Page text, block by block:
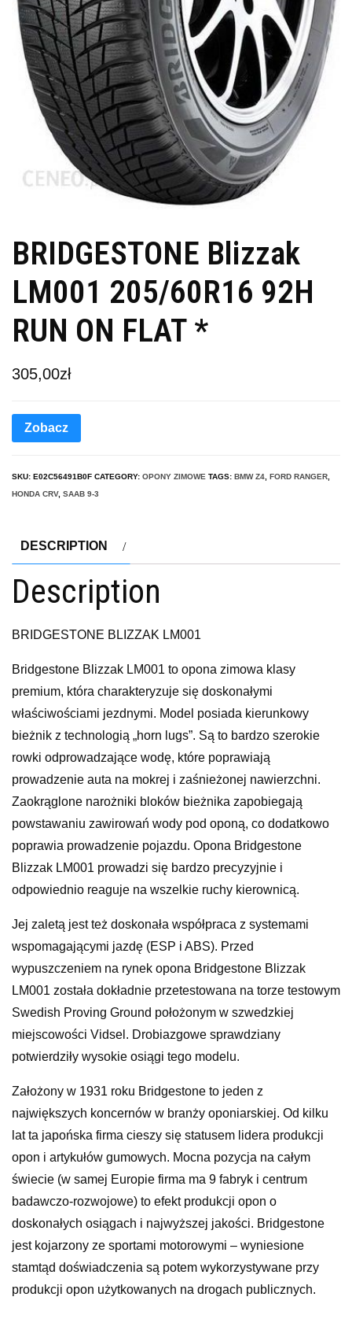
BRIDGESTONE Blizzak
LM001 205/60R16 92H
RUN ON FLAT *
305,00zł
Zobacz
SKU: E02C56491B0F CATEGORY: OPONY ZIMOWE TAGS: BMW Z4 FORD RANGER
HONDA CRV, SAAB 9-3
DESCRIPTION
Description
BRIDGESTONE BLIZZAK LM001
Bridgestone Blizzak LM001 to opona zimowa klasy
premium, która charakteryzuje się doskonałymi
właściwościami jezdnymi. Model posiada kierunkowy
bieżnik z technologią „horn lugs”. Są to bardzo szerokie
rowki odprowadzające wodę, które poprawiają
prowadzenie auta na mokrej i zaśnieżonej nawierzchni.
Zaokrąglone narożniki bloków bieżnika zapobiegają
powstawaniu zawirowań wody pod oponą, co dodatkowo
poprawia prowadzenie pojazdu. Opona Bridgestone
Blizzak LM001 prowadzi się bardzo precyzyjnie i
odpowiednio reaguje na wszelkie ruchy kierownicą.
Jej zaletą jest też doskonała współpraca z systemami
wspomagającymi jazdę (ESP i ABS). Przed
wypuszczeniem na rynek opona Bridgestone Blizzak
LM001 została dokładnie przetestowana na torze testowym
Swedish Proving Ground położonym w szwedzkiej
miejscowości Vidsel. Drobiazgowe sprawdziany
potwierdziły wysokie osiągi tego modelu.
Założony w 1931 roku Bridgestone to jeden z
największych koncernów w branży oponiarskiej. Od kilku
lat ta japońska firma cieszy się statusem lidera produkcji
opon i artykułów gumowych. Mocna pozycja na całym
świecie (w samej Europie firma ma 9 fabryk i centrum
badawczo-rozwojowe) to efekt produkcji opon o
doskonałych osiągach i najwyższej jakości. Bridgestone
jest kojarzony ze sportami motorowymi – wyniesione
stamtąd doświadczenia są potem wykorzystywane przy
produkcji opon użytkowanych na drogach publicznych.